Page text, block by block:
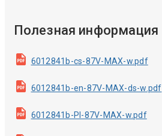
Полезная информация
6012841b-cs-87V-MAX-w.pdf
6012841b-en-87V-MAX-ds-w.pdf
6012841b-Pl-87V-MAX-w.pdf